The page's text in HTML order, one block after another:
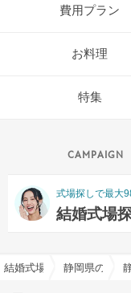
費用プラン
お料理
特集
式場探しで最大
結婚式場
結婚式場を探すならハナ
静岡県の結婚